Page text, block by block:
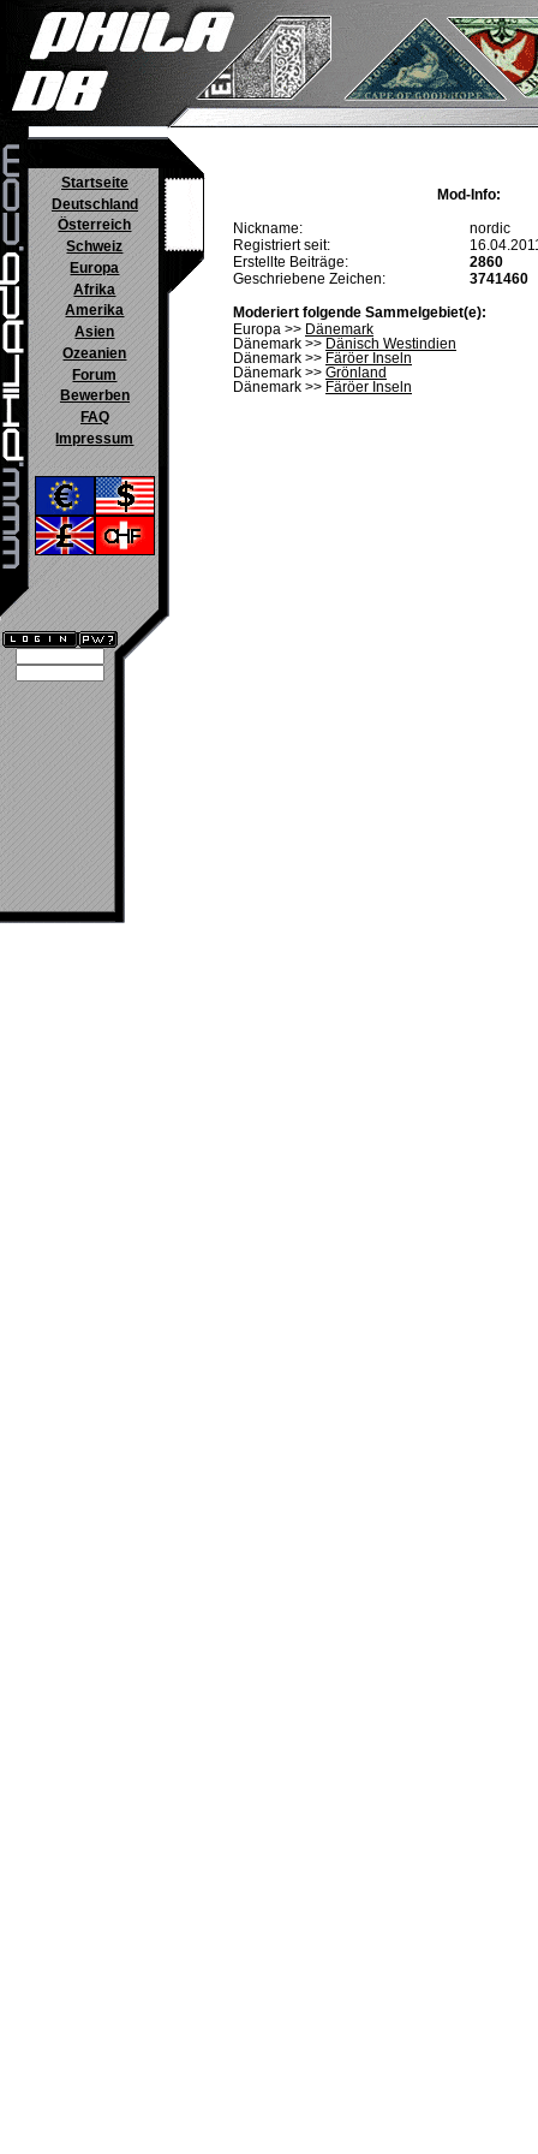
Startseite
Deutschland
Österreich
Schweiz
Europa
Afrika
Amerika
Asien
Ozeanien
Forum
Bewerben
FAQ
Impressum
Mod-Info:
Nickname:
nordic
Registriert seit:
Erstellte Beiträge:
2860
Geschriebene Zeichen:
3741460
Moderiert folgende Sammelgebiet(e):
Europa >> Dänemark
Dänemark >> Dänisch Westindien
Dänemark >> Färöer Inseln
Dänemark >> Grönland
Dänemark >> Färöer Inseln